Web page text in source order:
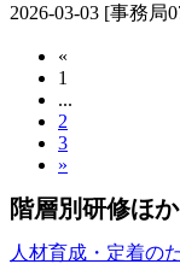
2026-03-03 [事務局
«
1
...
2
3
»
階層別研修ほか
人材育成・定着の